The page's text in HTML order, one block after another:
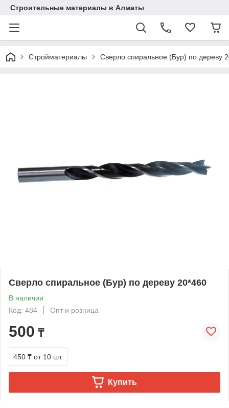
Строительные материалы в Алматы
Стройматериалы Сверло спиральное (Бур) по дереву
Сверло спиральное (Бур) по дереву 20*460
В наличии
Код: 484
Опт и розница
500 ₸
450 ₸ от 10 шт.
Купить